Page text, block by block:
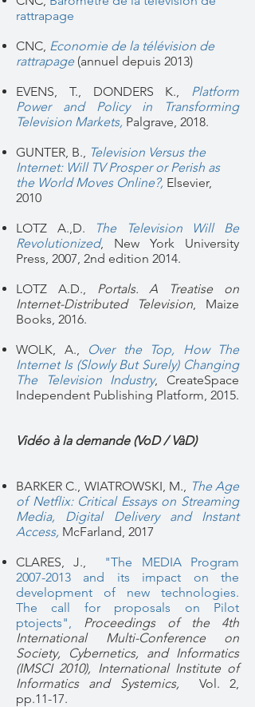
rattrapage
CNC, Economie de la télévision de
rattrapage (annuel depuis 2013)
EVENS, T., DONDERS K., Platform
Power and Policy in Transforming
Television Markets, Palgrave, 2018.
GUNTER, B., Television Versus the
Internet: Will TV Prosper or Perish as
the World Moves Online?, Elsevier,
2010
LOTZ A.,D.
The Television Will Be
Revolutionized, New York University
Press, 2007, 2nd edition 2014.
LOTZ A.D., Portals. A Treatise on
Internet-Distributed Television, Maize
Books, 2016.
WOLK, A.,
Over the Top, How The
Internet Is (Slowly But Surely) Changing
The Television Industry,CreateSpace
Independent Publishing Platform, 2015.
Vidéo à la demande (VoD / VàD)
BARKER C., WIATROWSKI, M., The Age
of Netflix: Critical Essays on Streaming
Media, Digital Delivery and Instant
Access, McFarland, 2017
CLARES, J., "The MEDIA Program
2007-2013 and its impact on the
development of new technologies.
The call for proposals on Pilot
ptojects", Proceedings of the 4th
International Multi-Conference on
Society, Cybernetics, and Informatics
(IMSCI 2010), International Institute of
Informatics and Systemics, Vol. 2,
pp.11-17.